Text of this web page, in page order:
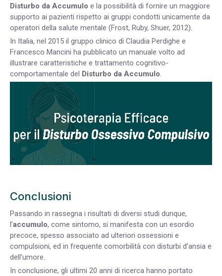
Disturbo da Accumulo e la possibilità di fornire un maggiore
supporto ai pazienti rispetto ai gruppi condotti unicamente da
operatori della salute mentale (Frost, Ruby, Shuer, 2012).
In Italia, nel 2015 il gruppo clinico di Claudia Perdighe e
Francesco Mancini ha pubblicato un manuale volto ad
illustrare caratteristiche e trattamento cognitivo-
comportamentale del Disturbo da Accumulo.
Conclusioni
Passando in rassegna i risultati di diversi studi dunque,
l’accumulo, come sintomo, si manifesta con un esordio
precoce, spesso associato ad ulteriori ossessioni e
compulsioni, ed in frequente comorbilità con disturbi d’ansia e
dell’umore.
In conclusione, gli ultimi 20 anni di ricerca hanno portato